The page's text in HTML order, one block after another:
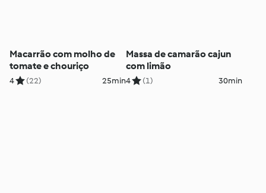
Macarrão com molho de
tomate e chouriço
4 (22) 25min
Massa de camarão cajun
com limão
4 (1) 30min